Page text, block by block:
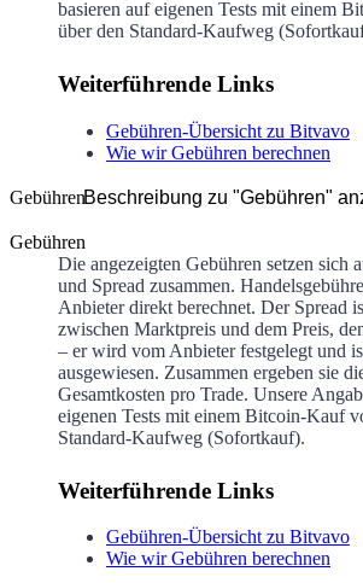
basieren auf eigenen Tests mit einem
über den Standard-Kaufweg
Weiterführende Links
Gebühren-Übersicht zu Bitvavo
Wie wir Gebühren berechnen
GebührenBeschreibung zu "Gebühren"
Gebühren
Die angezeigten Gebühren setzen sich
und Spread zusammen.
Anbieter direkt berechnet. Der Spread
zwischen Marktpreis und dem Preis,
– er wird vom Anbieter festgelegt und
ausgewiesen. Zusammen ergeben sie
Gesamtkosten pro Trade. Unsere
eigenen Tests mit einem Bitcoin-Kauf
Standard-Kaufweg (Sofortkauf).
Weiterführende Links
Gebühren-Übersicht zu Bitvavo
Wie wir Gebühren berechnen